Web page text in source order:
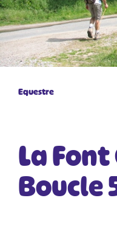
Equestre
La
Boucle